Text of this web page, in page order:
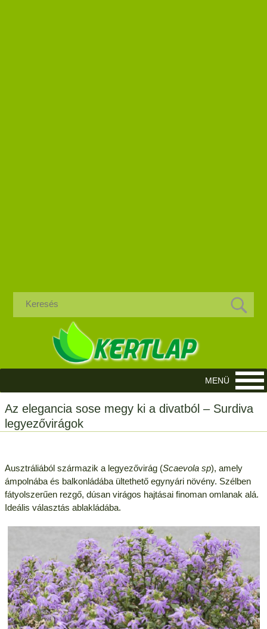
Az elegancia sose megy ki a divatból – Surdiva
legyezővirágok
Ausztráliából származik a legyezővirág (Scaevola sp), amely
ámpolnába és balkonládába ültethető egynyári növény. Szélben
fátyolszerűen rezgő, dúsan virágos hajtásai finoman omlanak alá.
Ideális választás ablakládába.